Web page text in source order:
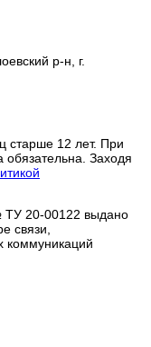
р-н, г.
старше 12 лет. При
обязательна. Заходя